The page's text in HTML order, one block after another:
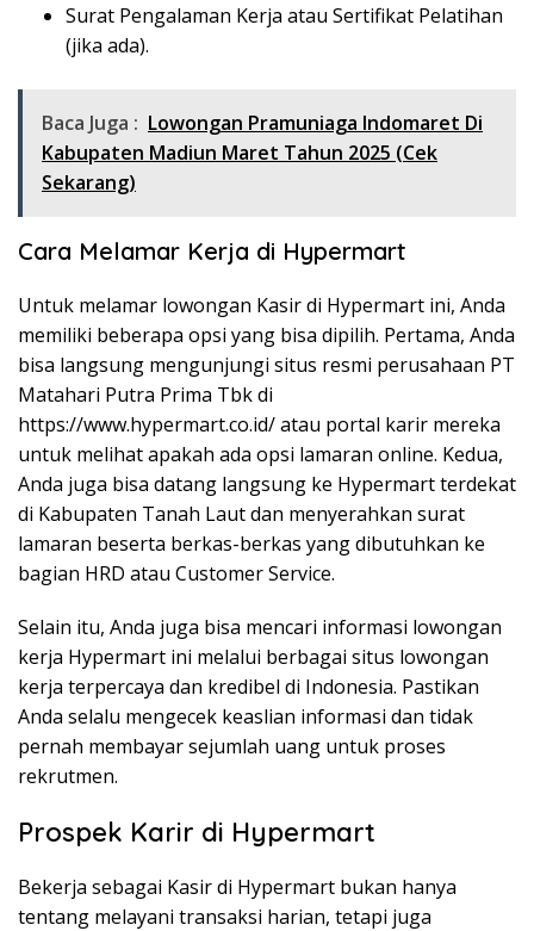
Surat Pengalaman Kerja atau Sertifikat Pelatihan
(jika ada).
Baca Juga : Lowongan Pramuniaga Indomaret Di
Kabupaten Madiun Maret Tahun 2025 (Cek
Sekarang)
Cara Melamar Kerja di Hypermart
Untuk melamar lowongan Kasir di Hypermart ini, Anda
memiliki beberapa opsi yang bisa dipilih. Pertama, Anda
bisa langsung mengunjungi situs resmi perusahaan PT
Matahari Putra Prima Tbk di
https://www.hypermart.co.id/atau portal karir mereka
untuk melihat apakah ada opsi lamaran online. Kedua,
Anda juga bisa datang langsung ke Hypermart terdekat
di Kabupaten Tanah Laut dan menyerahkan surat
lamaran beserta berkas-berkas yang dibutuhkan ke
bagian HRD atau Customer Service.
Selain itu, Anda juga bisa mencari informasi lowongan
kerja Hypermart ini melalui berbagai situs lowongan
kerja terpercaya dan kredibel di Indonesia. Pastikan
Anda selalu mengecek keaslian informasi dan tidak
pernah membayar sejumlah uang untuk proses
rekrutmen.
Prospek Karir di Hypermart
Bekerja sebagai Kasir di Hypermart bukan hanya
tentang melayani transaksi harian, tetapi juga